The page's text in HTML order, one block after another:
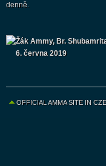
denně.
Žák Ammy, Br.
6. června 2019
OFFICIAL AMMA SITE IN